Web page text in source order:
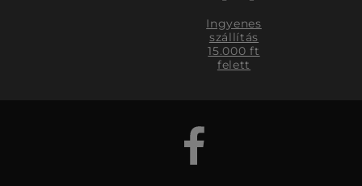
Ingyenes
szállítás
15.000 ft
felett